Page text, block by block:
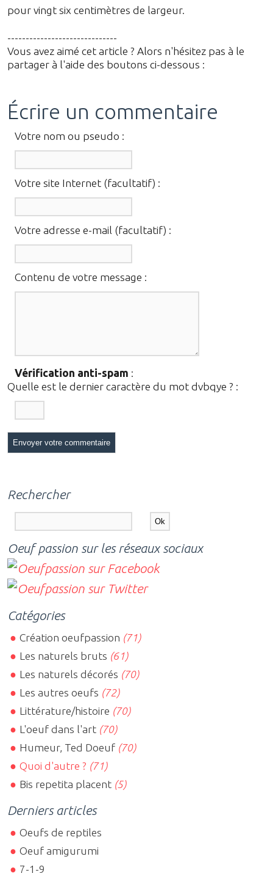
pour vingt six centimètres de largeur.
------------------------------
Vous avez aimé cet article ? Alors n'hésitez pas à le
partager à l'aide des boutons ci-dessous :
Écrire un commentaire
Votre nom ou pseudo :
Votre site Internet (facultatif) :
Votre adresse e-mail (facultatif) :
Contenu de votre message :
Vérification anti-spam :
Quelle est le dernier caractère du mot dvbqye ? :
Rechercher
Oeuf passion sur les réseaux sociaux
Catégories
Création oeufpassion (71)
Les naturels bruts (61)
Les naturels décorés (70)
Les autres oeufs (72)
Littérature/histoire (70)
L'oeuf dans l'art (70)
Humeur, Ted Doeuf (70)
Quoi d'autre ? (71)
Bis repetita placent (5)
Derniers articles
Oeufs de reptiles
Oeuf amigurumi
7-1-9